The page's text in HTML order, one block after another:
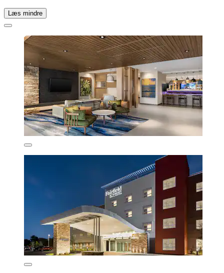
Læs mindre